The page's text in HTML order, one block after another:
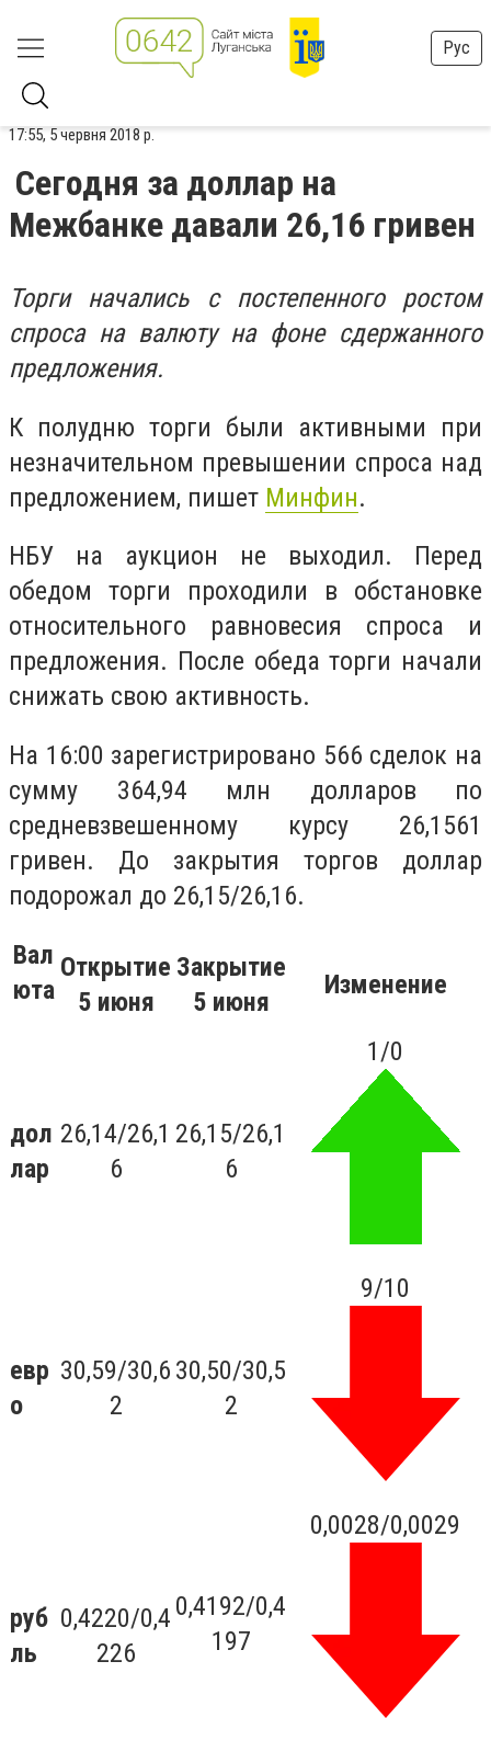
Рус
17:55, 5 червня 2018 р.
Сегодня за доллар на
Межбанке давали 26,16 гривен
Торги начались с постепенного ростом
спроса на валюту на фоне сдержанного
предложения.
К полудню торги были активными при
незначительном превышении спроса над
предложением, пишет Минфин.
НБУ на аукцион не выходил. Перед
обедом торги проходили в обстановке
относительного равновесия спроса и
предложения. После обеда торги начали
снижать свою активность.
На 16:00 зарегистрировано 566 сделок на
сумму 364,94 млн долларов по
средневзвешенному курсу 26,1561
гривен. До закрытия торгов доллар
подорожал до 26,15/26,16.
Вал
юта
Открытие
5 июня
Закрытие
5 июня
Изменение
дол
лар
26,14/26,1
6
26,15/26,1
6
1/0
евр
о
30,59/30,6
2
30,50/30,5
2
9/10
руб
ль
0,4220/0,4
226
0,4192/0,4
197
0,0028/0,0029